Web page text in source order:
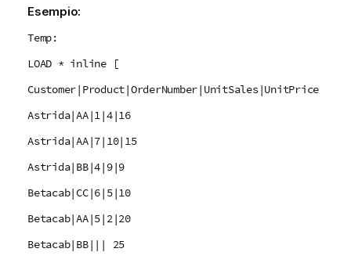
Esempio:
Temp:
LOAD * inline [
Customer|Product|OrderNumber|UnitSales|UnitPrice
Astrida|AA|1|4|16
Astrida|AA|7|10|15
Astrida|BB|4|9|9
Betacab|CC|6|5|10
Betacab|AA|5|2|20
Betacab|BB||| 25